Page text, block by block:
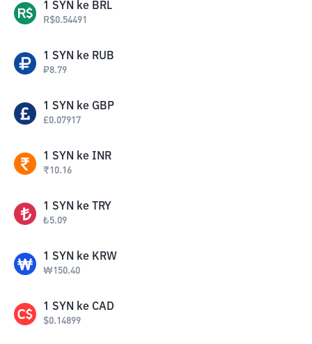
1 SYN ke BRL
R$0.54491
1 SYN ke RUB
₽8.79
1 SYN ke GBP
£0.07917
1 SYN ke INR
₹10.16
1 SYN ke TRY
₺5.09
1 SYN ke KRW
₩150.40
1 SYN ke CAD
$0.14899